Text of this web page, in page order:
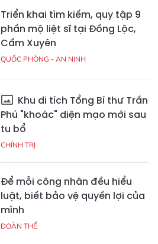
Triển khai tìm kiếm, quy tập 9
phần mộ liệt sĩ tại Đồng Lộc,
Cẩm Xuyên
QUỐC PHÒNG - AN NINH
Khu di tích Tổng Bí thư Trần
Phú "khoác" diện mạo mới sau
tu bổ
CHÍNH TRỊ
Để mỗi công nhân đều hiểu
luật, biết bảo vệ quyền lợi của
mình
ĐOÀN THỂ